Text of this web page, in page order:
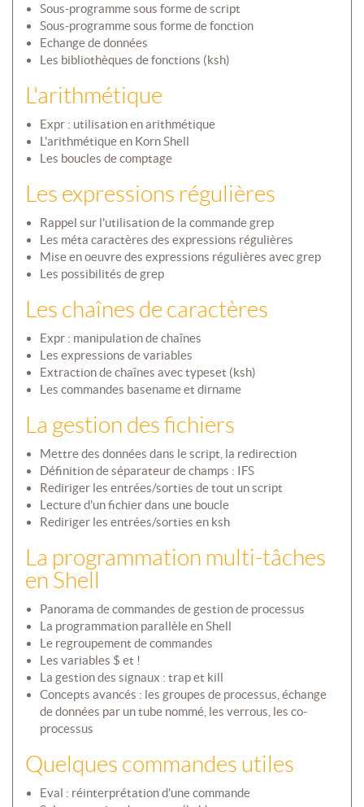
Sous-programme sous forme de script
Sous-programme sous forme de fonction
Echange de données
Les bibliothèques de fonctions (ksh)
L'arithmétique
Expr : utilisation en arithmétique
L'arithmétique en Korn Shell
Les boucles de comptage
Les expressions régulières
Rappel sur l'utilisation de la commande grep
Les méta caractères des expressions régulières
Mise en oeuvre des expressions régulières avec grep
Les possibilités de grep
Les chaînes de caractères
Expr : manipulation de chaînes
Les expressions de variables
Extraction de chaînes avec typeset (ksh)
Les commandes basename et dirname
La gestion des fichiers
Mettre des données dans le script, la redirection
Définition de séparateur de champs : IFS
Rediriger les entrées/sorties de tout un script
Lecture d'un fichier dans une boucle
Rediriger les entrées/sorties en ksh
La programmation multi-tâches
en Shell
Panorama de commandes de gestion de processus
La programmation parallèle en Shell
Le regroupement de commandes
Les variables $ et !
La gestion des signaux : trap et kill
Concepts avancés : les groupes de processus, échange
de données par un tube nommé, les verrous, les co-
processus
Quelques commandes utiles
Eval : réinterprétation d'une commande